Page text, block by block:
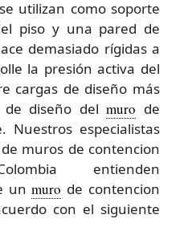
utilizan como soporte
piso y una pared de
demasiado rígidas a
la presión activa del
cargas de diseño más
de diseño delmuro de
Nuestros especialistas
muros de contencion
entienden
unmuro de contencion
con el siguiente